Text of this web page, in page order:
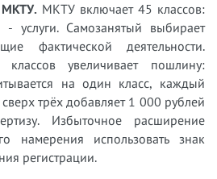
МКТУ. МКТУ включает 45 классов:
услуги. Самозанятый выбирает
фактической деятельности.
увеличивает пошлину:
на один класс, каждый
трёх добавляет 1 000 рублей
Избыточное расширение
намерения использовать знак
регистрации.